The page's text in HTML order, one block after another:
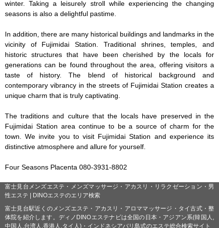
winter. Taking a leisurely stroll while experiencing the changing
seasons is also a delightful pastime.
In addition, there are many historical buildings and landmarks in the
vicinity of Fujimidai Station. Traditional shrines, temples, and
historic structures that have been cherished by the locals for
generations can be found throughout the area, offering visitors a
taste of history. The blend of historical background and
contemporary vibrancy in the streets of Fujimidai Station creates a
unique charm that is truly captivating.
The traditions and culture that the locals have preserved in the
Fujimidai Station area continue to be a source of charm for the
town. We invite you to visit Fujimidai Station and experience its
distinctive atmosphere and allure for yourself.
Four Seasons Placenta 080-3931-8802
富士見台メンズエステ・メンズマッサージ・アカスリ・リラクゼーション・男
性エステ | DINOエステのエリア検索
富士見台駅近くのメンズエステ・アカスリ・アロママッサージ・タイ古式・整
体院を紹介します。ディノDINOエステナビは全国の日本・アジアン系(韓国人,
中国人,台湾人,香港人,タイ人)・インドネシアバリ島式のエステ総合検索サイト